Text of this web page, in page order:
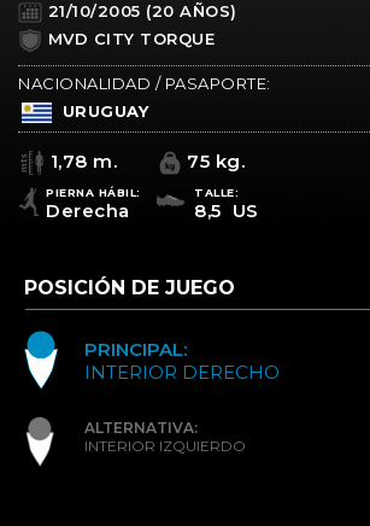
21/10/2005 (20 AÑOS)
MVD CITY TORQUE
NACIONALIDAD / PASAPORTE:
URUGUAY
1,78 m. 75 kg.
PIERNA HÁBIL:
Derecha
TALLE:
8,5 US
POSICIÓN DE JUEGO
PRINCIPAL:
INTERIOR DERECHO
ALTERNATIVA:
INTERIOR IZQUIERDO